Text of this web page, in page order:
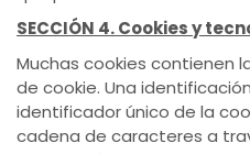
SECCIÓN 4. Cookies y
Muchas cookies contienen
de cookie. Una
identificador único de la
cadena de caracteres a